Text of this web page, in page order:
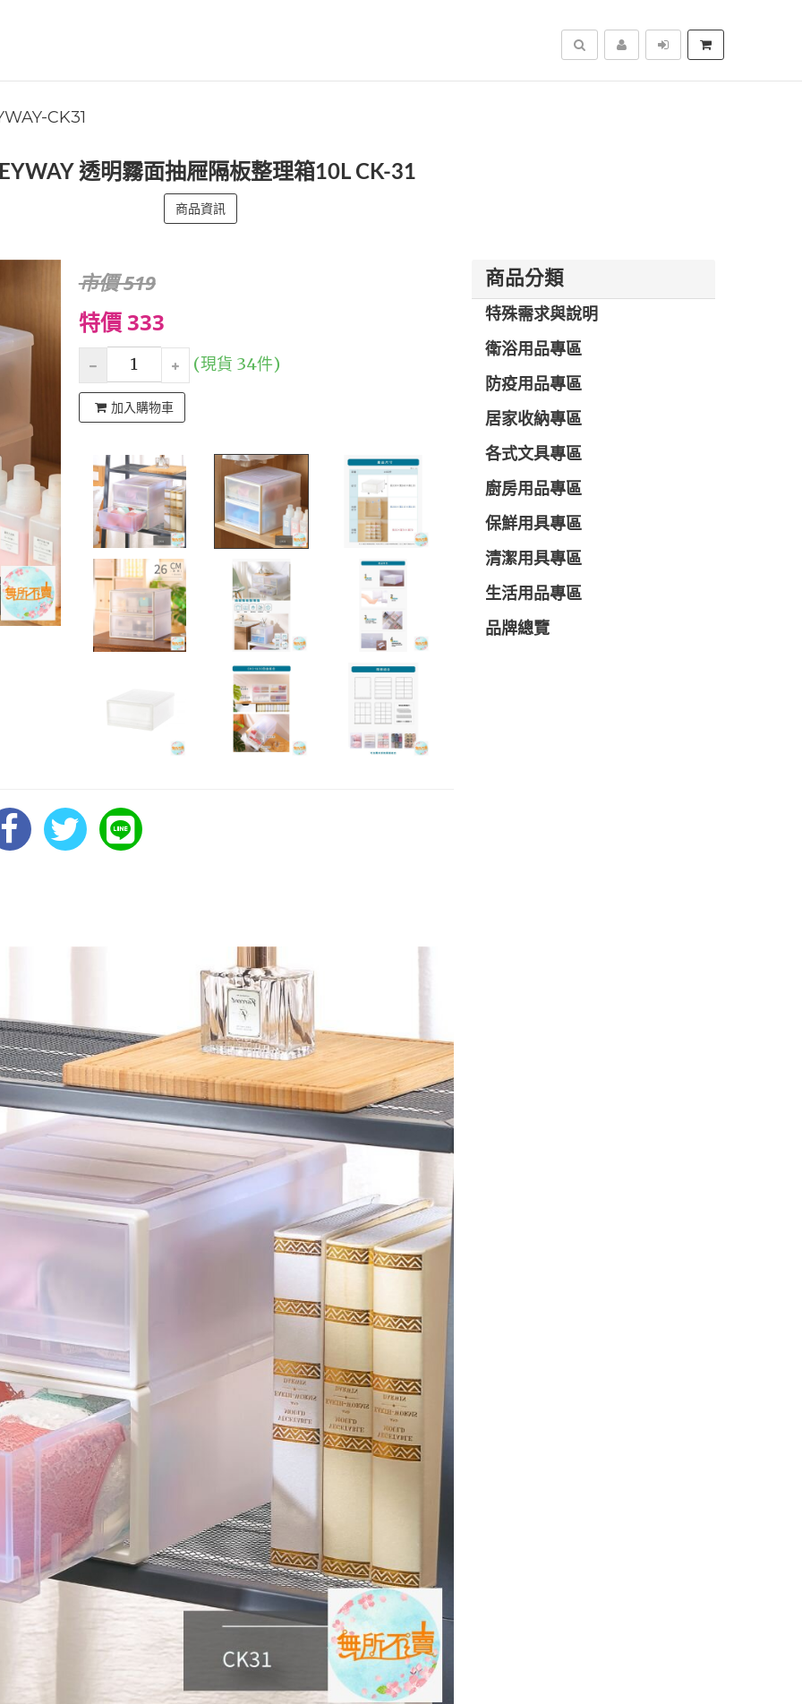
搜尋
CK31
透明霧面抽屜隔板整理箱10L CK-31
商品資訊
市價 519
特價 333
(現貨 34件)
加入購物車
商品分類
特殊需求與說明
衛浴用品專區
防疫用品專區
居家收納專區
各式文具專區
廚房用品專區
保鮮用具專區
清潔用具專區
生活用品專區
品牌總覽